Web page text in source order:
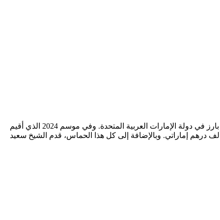
هي حدث رياضي سنوي يقام خلال شهر رمضان المبارك. عقد المشرق شراكة مع UAEPA لتنظيم بطولة NAS الرمضانية، وهو حدث رياضي بارز في دولة الإمارات العربية المتحدة. وفي موسم 2024 الذي أقيم
من 11 إلى 30 مارس، تنافس أكثر من 300 لاعب في بطولة حماسية عبر 5 فئات حيث حصل صاحب اللقب على جائزة قدرها 150 ألف درهم إماراتي. وبالإضافة إلى كل هذا الحماس، قدم الشيخ سعيد